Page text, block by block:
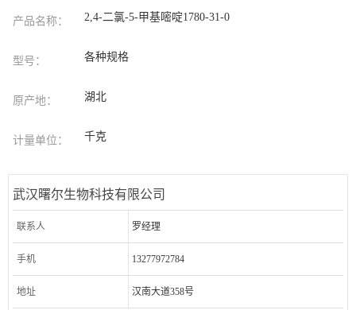
产品名称： 2,4-二氯-5-甲基嘧啶1780-31-0
型号： 各种规格
原产地： 湖北
计量单位： 千克
武汉曙尔生物科技有限公司
联系人 罗经理
手机 13277972784
地址 汉南大道358号